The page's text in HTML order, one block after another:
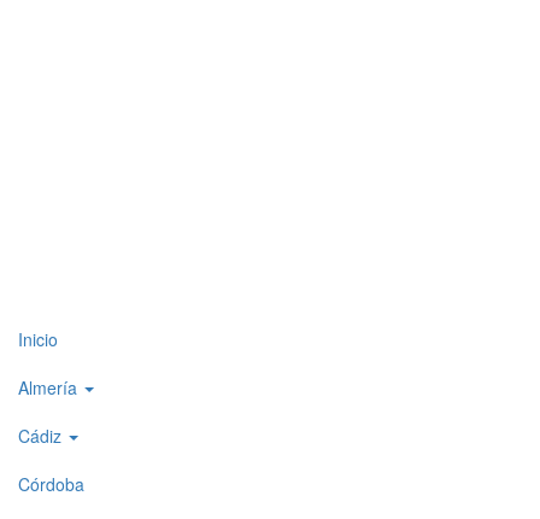
Top
level
1
Inicio
Almería
Cádiz
Córdoba